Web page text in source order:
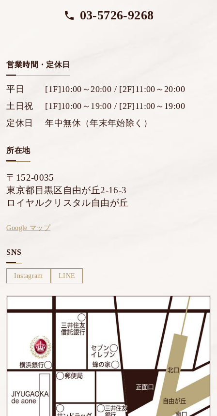
03-5726-9268
営業時間・定休日
平日
[1F]10:00～20:00 / [2F]11:00～20:00
土日祝
[1F]10:00～19:00 / [2F]11:00～19:00
定休日
年中無休（年末年始除く）
所在地
〒152-0035
東京都目黒区自由が丘2-16-3
ロイヤルクリスタル自由が丘
Google マップ
SNS
Instagram LINE